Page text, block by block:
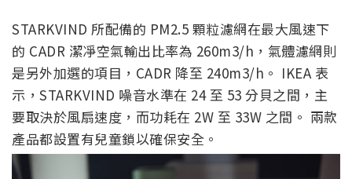
STARKVIND 所配備的 PM2.5 顆粒濾網在最大風速下
的 CADR 潔凈空氣輸出比率為 260m3/h，氣體濾網則
是另外加選的項目，CADR 降至 240m3/h。 IKEA 表
示，STARKVIND 噪音水準在 24 至 53 分貝之間，主
要取決於風扇速度，而功耗在 2W 至 33W 之間。 兩款
產品都設置有兒童鎖以確保安全。